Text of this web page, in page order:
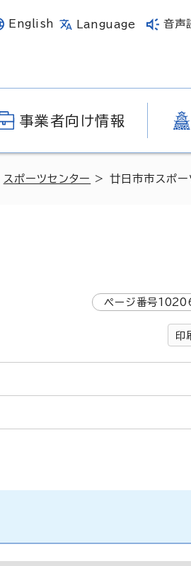
English Language 音声
事業者向け情報
スポーツセンター > 廿日市市スポー
ページ番号
印